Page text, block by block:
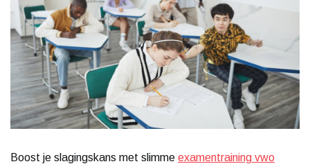
Boost je slagingskans met slimme examentraining vwo